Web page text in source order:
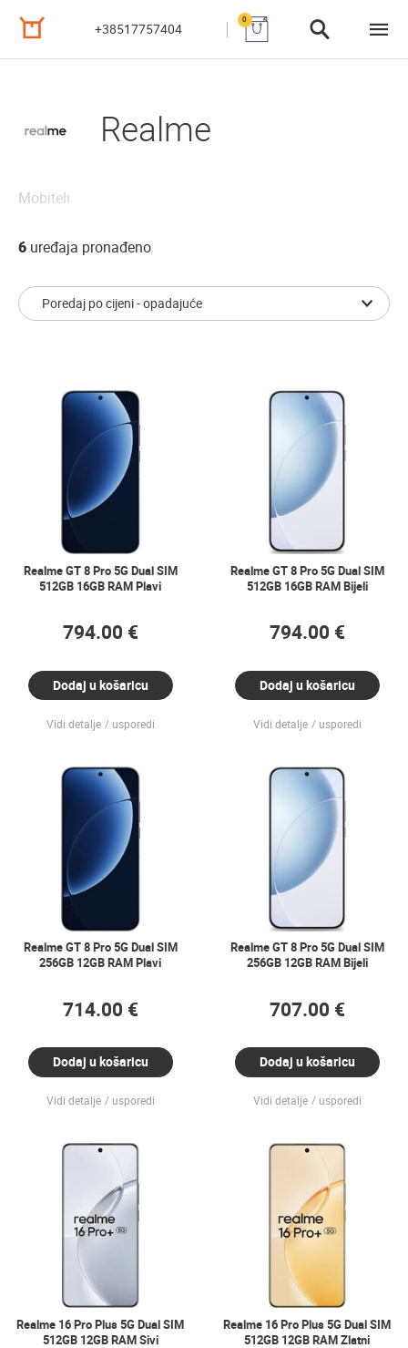
+38517757404
0
Realme
Mobiteli
6 uređaja pronađeno
Realme GT 8 Pro 5G Dual SIM
512GB 16GB RAM Plavi
794.00 €
Dodaj u košaricu
Vidi detalje usporedi
Realme GT 8 Pro 5G Dual SIM
512GB 16GB RAM Bijeli
794.00 €
Dodaj u košaricu
Vidi detalje usporedi
Realme GT 8 Pro 5G Dual SIM
256GB 12GB RAM Plavi
714.00 €
Dodaj u košaricu
Vidi detalje usporedi
Realme GT 8 Pro 5G Dual SIM
256GB 12GB RAM Bijeli
707.00 €
Dodaj u košaricu
Vidi detalje usporedi
Realme 16 Pro Plus 5G Dual SIM
512GB 12GB RAM Sivi
Realme 16 Pro Plus 5G Dual SIM
512GB 12GB RAM Zlatni